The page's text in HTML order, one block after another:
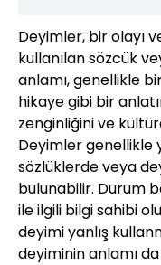
Deyimler, bir olayı
kullanılan sözcük
anlamı, genellikle
hikaye gibi bir
zenginliğini ve
Deyimler genellikle
sözlüklerde veya
bulunabilir. Durum
ile ilgili bilgi sahibi
deyimi yanlış
deyiminin anlamı da